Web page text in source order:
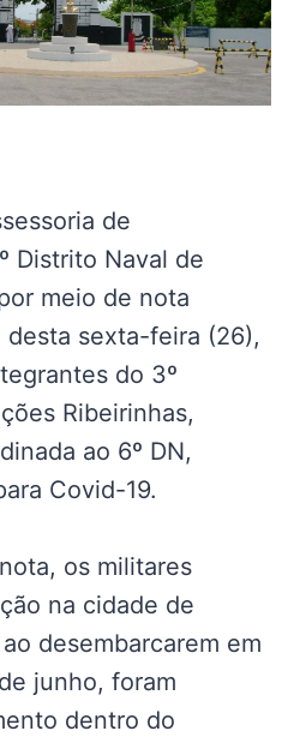
de
Distrito Naval de
meio de nota
sexta-feira (26),
do 3º
Ribeirinhas,
ao 6º DN,
Covid-19.
os militares
na cidade de
desembarcarem em
junho, foram
dentro do